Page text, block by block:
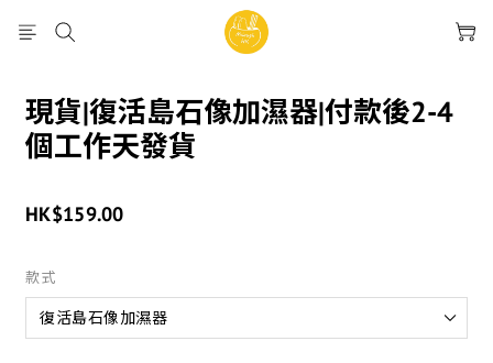
現貨|復活島石像加濕器|付款後2-4
個工作天發貨
HK$159.00
款式